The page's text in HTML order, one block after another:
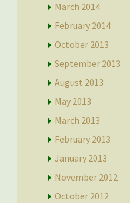
March 2014
February 2014
October 2013
September 2013
August 2013
May 2013
March 2013
February 2013
January 2013
November 2012
October 2012